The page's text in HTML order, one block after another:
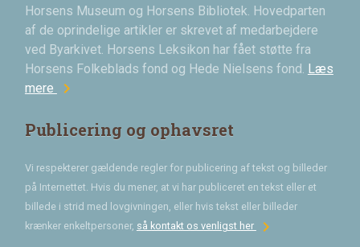
Horsens Museum og Horsens Bibliotek. Hovedparten
af de oprindelige artikler er skrevet af medarbejdere
ved Byarkivet. Horsens Leksikon har fået støtte fra
Horsens Folkeblads fond og Hede Nielsens fond. Læs
mere chevron_right
Publicering og ophavsret
Vi respekterer gældende regler for publicering af tekst og billeder
på Internettet. Hvis du mener, at vi har publiceret en tekst eller et
billede i strid med lovgivningen, eller hvis tekst eller billeder
krænker enkeltpersoner, så kontakt os venligst herchevron_right